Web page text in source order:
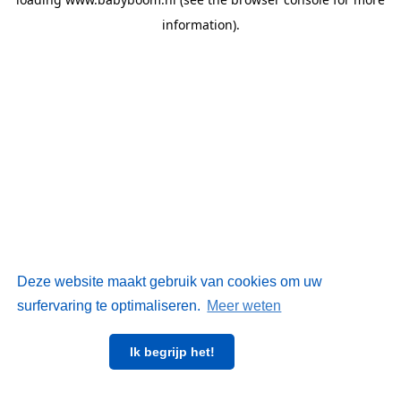
Deze website maakt gebruik van cookies om uw
surfervaring te optimaliseren. Meer weten
Ik begrijp het!
information).